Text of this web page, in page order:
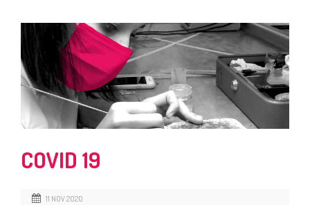
COVID 19
11 NOV 2020